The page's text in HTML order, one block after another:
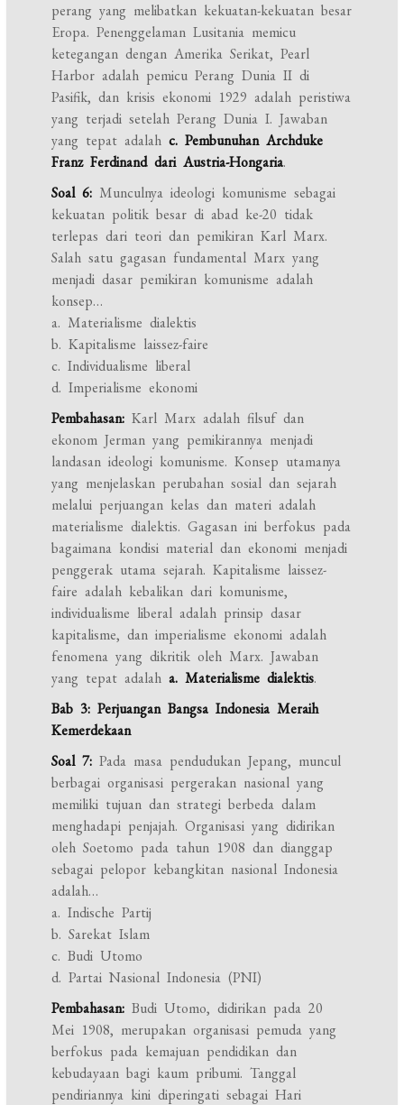
perang yang melibatkan kekuatan-kekuatan besar
Eropa. Penenggelaman Lusitania memicu
ketegangan dengan Amerika Serikat, Pearl
Harbor adalah pemicu Perang Dunia II di
Pasifik, dan krisis ekonomi 1929 adalah peristiwa
yang terjadi setelah Perang Dunia I. Jawaban
yang tepat adalahc. Pembunuhan Archduke
Franz Ferdinand dari Austria-Hongaria.
Soal 6: Munculnya ideologi komunisme sebagai
kekuatan politik besar di abad ke-20 tidak
terlepas dari teori dan pemikiran Karl Marx.
Salah satu gagasan fundamental Marx yang
menjadi dasar pemikiran komunisme adalah
konsep…
a. Materialisme dialektis
b. Kapitalisme laissez-faire
c. Individualisme liberal
d. Imperialisme ekonomi
Pembahasan: Karl Marx adalah filsuf dan
ekonom Jerman yang pemikirannya menjadi
landasan ideologi komunisme. Konsep utamanya
yang menjelaskan perubahan sosial dan sejarah
melalui perjuangan kelas dan materi adalah
materialisme dialektis. Gagasan ini berfokus pada
bagaimana kondisi material dan ekonomi menjadi
penggerak utama sejarah. Kapitalisme laissez-
faire adalah kebalikan dari komunisme,
individualisme liberal adalah prinsip dasar
kapitalisme, dan imperialisme ekonomi adalah
fenomena yang dikritik oleh Marx. Jawaban
yang tepat adalaha. Materialisme dialektis.
Bab 3: Perjuangan Bangsa Indonesia Meraih
Kemerdekaan
Soal 7: Pada masa pendudukan Jepang, muncul
berbagai organisasi pergerakan nasional yang
memiliki tujuan dan strategi berbeda dalam
menghadapi penjajah. Organisasi yang didirikan
oleh Soetomo pada tahun 1908 dan dianggap
sebagai pelopor kebangkitan nasional Indonesia
adalah…
a. Indische Partij
b. Sarekat Islam
c. Budi Utomo
d. Partai Nasional Indonesia (PNI)
Pembahasan: Budi Utomo, didirikan pada 20
Mei 1908, merupakan organisasi pemuda yang
berfokus pada kemajuan pendidikan dan
kebudayaan bagi kaum pribumi. Tanggal
pendiriannya kini diperingati sebagai Hari